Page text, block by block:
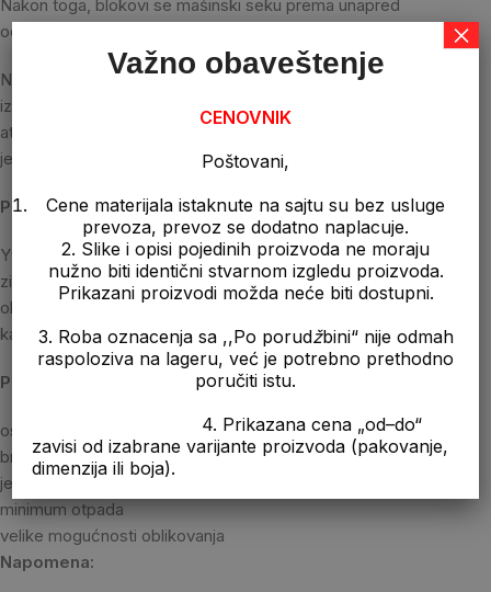
Nakon toga, blokovi se mašinski seku prema unapred
određenim dimenzijama i oblicima.
Nakon što su oblikovani, blokovi se stavljaju u autoklave gde se
izlažu visokim temperaturama (180°C) i velikom pritisku (oko 10
atmosfera). U ovim autoklavama blokovi ostaju i do 15 časova,
jer ovde se zapravo vrši glavno učvršćivanje betona.
Primena:
Ytong blok 15 upotrebljava se za zidanje unutrašnjih pregradnih
zidova. Zbog male težine, brze i čiste gradnje i lake
obradivosti, Ytong blokovi nezamenjivi su kod novogradnje,
kao i kod adaptacija i nadogradnje postojećih objekata.
Prednosti primene:
osiguravaju više neto prostora
brza, čista i jednostavna gradnja
jednostavna i precizna ugradnja . instalacija
minimum otpada
velike mogućnosti oblikovanja
Napomena:
Važno obaveštenje
CENOVNIK
Poštovani,
Cene materijala istaknute na sajtu su bez usluge
prevoza, prevoz se dodatno naplacuje.
2. Slike i opisi pojedinih proizvoda ne moraju
nužno biti identični stvarnom izgledu proizvoda.
Prikazani proizvodi možda neće biti dostupni.
3. Roba oznacenja sa ,,Po porudžbini“ nije odmah
raspoloziva na lageru, već je potrebno prethodno
poručiti istu.
4. Prikazana cena „od–do“
zavisi od izabrane varijante proizvoda (pakovanje,
dimenzija ili boja).
×